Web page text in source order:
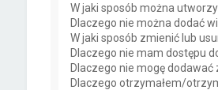
W jaki sposób można
Dlaczego nie można dodać
W jaki sposób zmienić lub
Dlaczego nie mam dostępu
Dlaczego nie mogę dodawać
Dlaczego otrzymałem/